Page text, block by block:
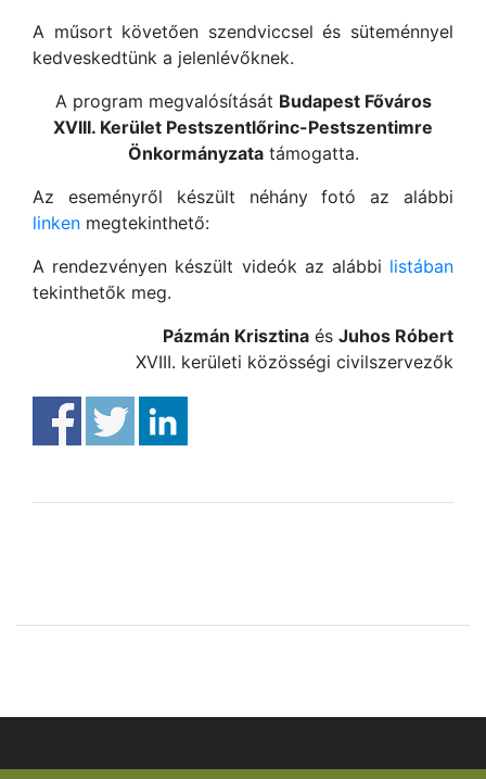
A műsort követően szendviccsel és süteménnyel
kedveskedtünk a jelenlévőknek.
A program megvalósítását Budapest Főváros
XVIII. Kerület Pestszentlőrinc-Pestszentimre
Önkormányzatatámogatta.
Az eseményről készült néhány fotó az alábbi
linken megtekinthető:
A rendezvényen készült videók az alábbi listában
tekinthetők meg.
Pázmán Krisztina és Juhos Róbert
XVIII. kerületi közösségi civilszervezők